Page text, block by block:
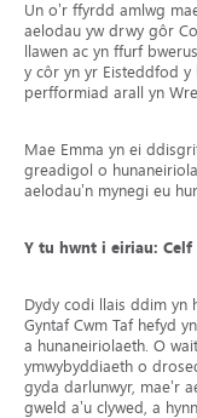
Un o’r ffyrdd amlwg
aelodau yw drwy gôr
llawen ac yn ffurf
y côr yn yr Eisteddfod y
perfformiad arall yn
Mae Emma yn ei
greadigol o
aelodau’n mynegi eu
Y tu hwnt i eiriau: Celf
Dydy codi llais ddim yn
Gyntaf Cwm Taf hefyd
a hunaneiriolaeth. O
ymwybyddiaeth o
gyda darlunwyr, mae’r
gweld a’u clywed, a